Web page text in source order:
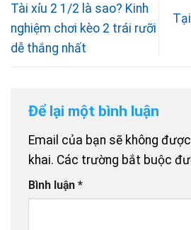
Tài xỉu 2 1/2 là sao? Kinh
nghiệm chơi kèo 2 trái rưỡi
dễ thắng nhất
Để lại một bình luận
Email của bạn sẽ không
khai. Các trường bắt buộc
Bình luận *